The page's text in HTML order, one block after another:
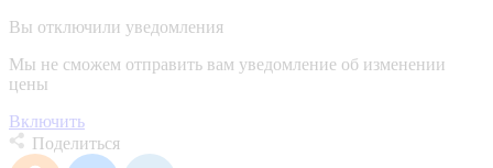
Вы отключили уведомления
Мы не сможем отправить вам уведомление об изменении
цены
Включить
Поделиться